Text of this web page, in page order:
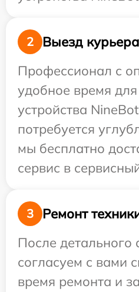
2
Выезд
Профессионал с
удобное время
устройства
потребуется
мы бесплатно
сервис в
3
Ремонт
После
согласуем с вами
время ремонта и